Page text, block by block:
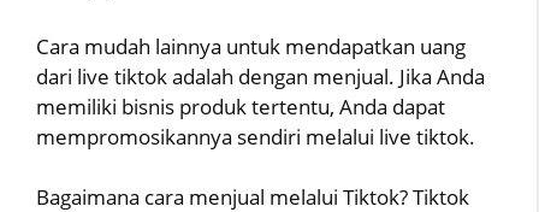
Cara mudah lainnya untuk mendapatkan uang
dari live tiktok adalah dengan menjual. Jika Anda
memiliki bisnis produk tertentu, Anda dapat
mempromosikannya sendiri melalui live tiktok.
Bagaimana cara menjual melalui Tiktok? Tiktok